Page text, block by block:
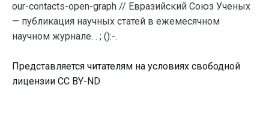
our-contacts-open-graph // Евразийский Союз Ученых
— публикация научных статей в ежемесячном
научном журнале. . ; ():-.
Представляется читателям на условиях свободной
лицензии CC BY-ND